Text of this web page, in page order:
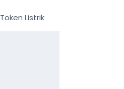
Token Listrik